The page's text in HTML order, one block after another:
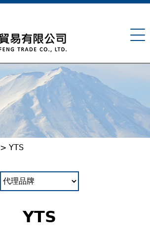
Jump to navigation
> YTS
YTS